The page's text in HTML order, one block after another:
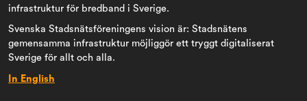
infrastruktur för bredband i Sverige.
Svenska Stadsnätsföreningens vision är: Stadsnätens
gemensamma infrastruktur möjliggör ett tryggt digitaliserat
Sverige för allt och alla.
In English